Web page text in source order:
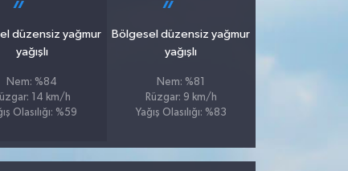
düzensiz yağmur
yağışlı
Nem: %84
14 km/h
Olasılığı: %59
Bölgesel düzensiz yağmur
yağışlı
Nem: %81
Rüzgar: 9 km/h
Yağış Olasılığı: %83